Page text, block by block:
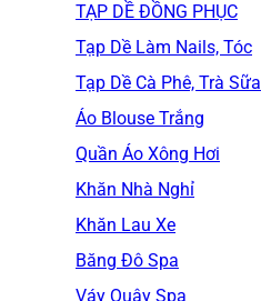
TẠP DỀ ĐỒNG PHỤC
Tạp Dề Làm Nails, Tóc
Tạp Dề Cà Phê, Trà Sữa
Áo Blouse Trắng
Quần Áo Xông Hơi
Khăn Nhà Nghỉ
Khăn Lau Xe
Băng Đô Spa
Váy Quây Spa